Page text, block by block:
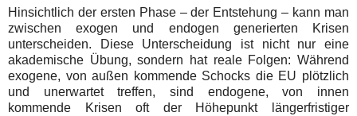
Hinsichtlich der ersten Phase – der Entstehung – kann man
zwischen exogen und endogen generierten Krisen
unterscheiden. Diese Unterscheidung ist nicht nur eine
akademische Übung, sondern hat reale Folgen: Während
exogene, von außen kommende Schocks die EU plötzlich
und unerwartet treffen, sind endogene, von innen
kommende Krisen oft der Höhepunkt längerfristiger